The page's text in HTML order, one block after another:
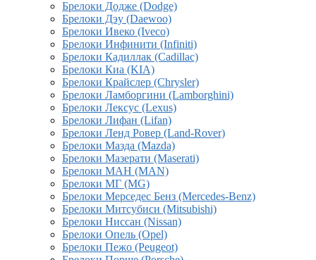
Брелоки Додже (Dodge)
Брелоки Дэу (Daewoo)
Брелоки Ивеко (Iveco)
Брелоки Инфинити (Infiniti)
Брелоки Кадиллак (Cadillac)
Брелоки Киа (KIA)
Брелоки Крайслер (Chrysler)
Брелоки Ламборгини (Lamborghini)
Брелоки Лексус (Lexus)
Брелоки Лифан (Lifan)
Брелоки Ленд Ровер (Land-Rover)
Брелоки Мазда (Mazda)
Брелоки Мазерати (Maserati)
Брелоки МАН (MAN)
Брелоки МГ (MG)
Брелоки Мерседес Бенз (Mercedes-Benz)
Брелоки Митсубиси (Mitsubishi)
Брелоки Ниссан (Nissan)
Брелоки Опель (Opel)
Брелоки Пежо (Peugeot)